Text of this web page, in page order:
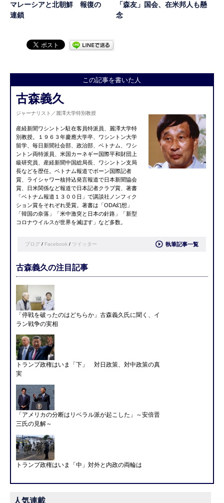
マレーシアと北朝鮮 報復の
連鎖
「森友」国会、在米邦人も懸
念
この記事を書いた人
古森義久
ジャーナリスト／麗澤大学特別教授
産経新聞ワシントン駐在客員特派員、麗澤大学特
別教授。１９６３年慶應大学卒、ワシントン大学
留学、毎日新聞社会部、政治部、ベトナム、ワシ
ントン両特派員、米国カーネギー国際平和財団上
級研究員、産経新聞中国総局長、ワシントン支局
長などを歴任。ベトナム報道でボーン国際記者
賞、ライシャワー核持込発言報道で日本新聞協会
賞、日米関係など報道で日本記者クラブ賞、著書
「ベトナム報道１３００日」で講談社ノンフィク
ション賞をそれぞれ受賞。著書は「ODA幻想」
「韓国の奈落」「米中激突と日本の針路」「新型
コロナウイルスが世界を滅ぼす」など多数。
ブログ / Facebook / ツイッター 執筆記事一覧
古森義久の注目記事
「停戦を破ったのはどちらか」古森義久氏に聞く、イ
ラン戦争の実相
トランプ政権はいま「下」 対日政策、対中政策の真
実
「アメリカの分断はリベラル派が起こした」～安倍晋
三氏の見解～
トランプ政権はいま「中」対外と内政の両輪は
人気連載